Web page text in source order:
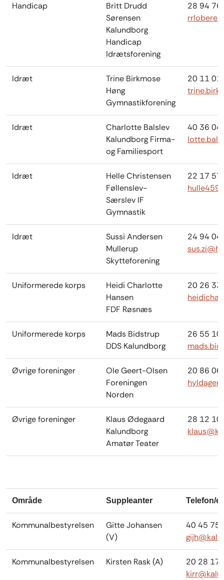
Handicap
Britt Drudd
Sørensen
Kalundborg
Handicap
Idrætsforening
28 94 76
Idræt
Trine Birkmose
Høng
Gymnastikforening
20 11 01
Idræt
Charlotte Balslev
Kalundborg Firma-
og Familiesport
40 36 04
Idræt
Helle Christensen
Føllenslev-
Særslev IF
Gymnastik
22 17 57
Idræt
Sussi Andersen
Mullerup
Skytteforening
24 94 04
Uniformerede korps
Heidi Charlotte
Hansen
FDF Røsnæs
20 26 33
Uniformerede korps
Mads Bidstrup
DDS Kalundborg
26 55 10
Øvrige foreninger
Ole Geert-Olsen
Foreningen
Norden
20 86 06
Øvrige foreninger
Klaus Ødegaard
Kalundborg
Amatør Teater
28 12 10
Område Suppleanter Telefon/
Kommunalbestyrelsen
Gitte Johansen
(V)
40 45 75
Kommunalbestyrelsen Kirsten Rask (A)
20 28 17